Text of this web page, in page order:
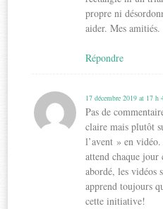
propre ni
aider. Mes amitiés.
Répondre
17 décembre 2019 at 17 h
Pas de
claire mais plutôt
l’avent » en
attend chaque
abordé, les vidéos
apprend toujours
cette initiative!